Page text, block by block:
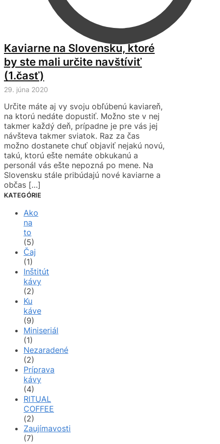
Kaviarne na Slovensku, ktoré
by ste mali určite navštíviť
(1.časť)
29. júna 2020
Určite máte aj vy svoju obľúbenú kaviareň,
na ktorú nedáte dopustiť. Možno ste v nej
takmer každý deň, prípadne je pre vás jej
návšteva takmer sviatok. Raz za čas
možno dostanete chuť objaviť nejakú novú,
takú, ktorú ešte nemáte obkukanú a
personál vás ešte nepozná po mene. Na
Slovensku stále pribúdajú nové kaviarne a
občas […]
KATEGÓRIE
Ako
na
to
(5)
Čaj
(1)
Inštitút
kávy
(2)
Ku
káve
(9)
Miniseriál
(1)
Nezaradené
(2)
Príprava
kávy
(4)
RITUAL
COFFEE
(2)
Zaujímavosti
(7)